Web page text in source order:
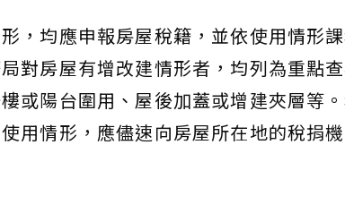
，均應申報房屋稅籍，並依使用情形
對房屋有增改建情形者，均列為重點查
或陽台圍用、屋後加蓋或增建夾層等
用情形，應儘速向房屋所在地的稅捐機